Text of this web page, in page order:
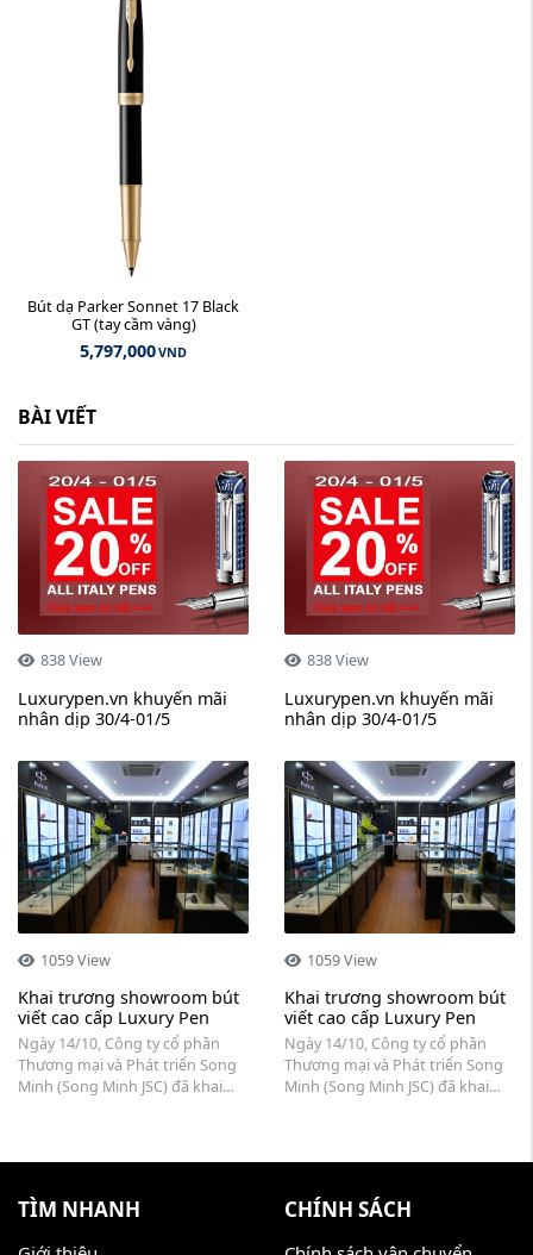
Bút dạ Parker Sonnet 17 Black
GT (tay cầm vàng)
5,797,000VND
BÀI VIẾT
838 View
Luxurypen.vn khuyến mãi
nhân dịp 30/4-01/5
838 View
Luxurypen.vn khuyến mãi
nhân dịp 30/4-01/5
1059 View
Khai trương showroom bút
viết cao cấp Luxury Pen
Ngày 14/10, Công ty cổ phần
Thương mại và Phát triển Song
Minh (Song Minh JSC) đã khai
1059 View
Khai trương showroom bút
viết cao cấp Luxury Pen
Ngày 14/10, Công ty cổ phần
Thương mại và Phát triển Song
Minh (Song Minh JSC) đã khai
TÌM NHANH CHÍNH SÁCH